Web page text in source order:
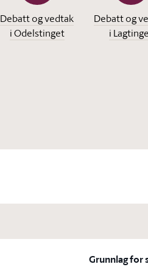
Debatt og vedtak
i Odelstinget
Debatt og
i
Grunnlag for